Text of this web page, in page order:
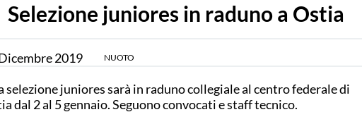
Selezione juniores in raduno a Ostia
2019 NUOTO
selezione juniores sarà in raduno collegiale al centro federale di
dal 2 al 5 gennaio. Seguono convocati e staff tecnico.